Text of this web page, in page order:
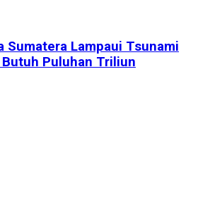
Sumatera Lampaui Tsunami
Puluhan Triliun